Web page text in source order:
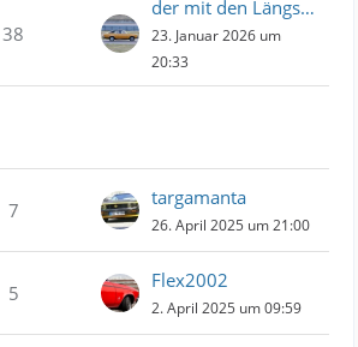
38
der mit den Längsträgern
23. Januar 2026 um
20:33
7
targamanta
26. April 2025 um 21:00
5
Flex2002
2. April 2025 um 09:59